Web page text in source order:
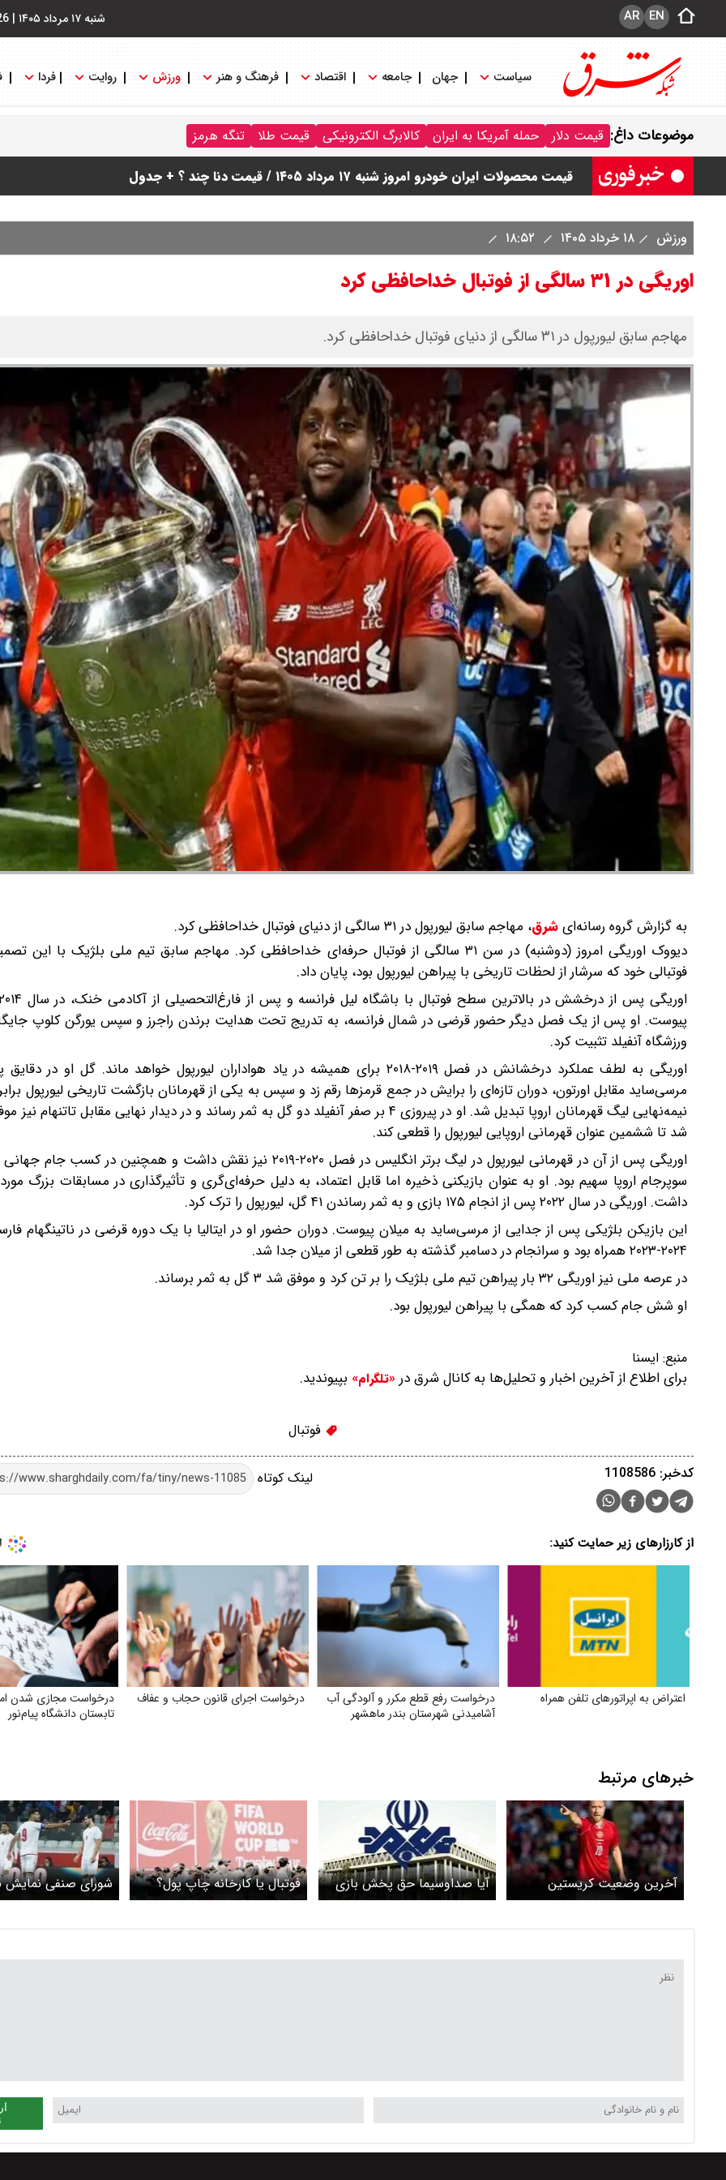
شنبه ۱۷ مرداد ۱۴۰۵ | EN
AR
سیاست جهان جامعه اقتصاد فرهنگ و هنر ورزش روایت فردا
موضوعات داغ: قیمت دلار حمله آمریکا به ایران کالابرگ الکترونیکی قیمت طلا تنگه هرمز
قیمت خودرو امروز شنبه ۱۷ مرداد ۱۴۰۵/ کاهش ۱۰۵ میلیون تومانی قیمت کوییک
قیمت محصولات سایپا امروز شنبه ۱۷ مرداد ۱۴۰۵ / قیمت اطلس چند؟ + جدول
قیمت محصولات ایران خودرو امروز شنبه ۱۷ مرداد ۱۴۰۵ / قیمت دنا چند ؟ + جدول
ورزش
۱۸ خرداد ۱۴۰۵
اوریگی در ۳۱ سالگی از فوتبال خداحافظی کرد
مهاجم سابق لیورپول در ۳۱ سالگی از دنیای فوتبال خداحافظی کرد.
به گزارش گروه رسانه‌ایشرق، مهاجم سابق لیورپول در ۳۱ سالگی از دنیای فوتبال خداحافظی کرد.
دیووک اوریگی امروز (دوشنبه) در سن ۳۱ سالگی از فوتبال حرفه‌ای خداحافظی کرد. مهاجم سابق تیم ملی بلژیک با
فوتبالی خود که سرشار از لحظات تاریخی با پیراهن لیورپول بود، پایان داد.
پیوست. او پس از یک فصل دیگر حضور قرضی در شمال فرانسه، به تدریج تحت هدایت برندن راجرز و سپس یورگن کلوپ
ورزشگاه آنفیلد تثبیت کرد.
اوریگی به لطف عملکرد درخشانش در فصل ۲۰۱۹-۲۰۱۸ برای همیشه در یاد هواداران لیورپول خواهد ماند. گل او در
مرسی‌ساید مقابل اورتون، دوران تازه‌ای را برایش در جمع قرمزها رقم زد و سپس به یکی از قهرمانان بازگشت تاریخی لیورپول برابر
نیمه‌نهایی لیگ قهرمانان اروپا تبدیل شد. او در پیروزی ۴ بر صفر آنفیلد دو گل به ثمر رساند و در دیدار نهایی مقابل
شد تا ششمین عنوان قهرمانی اروپایی لیورپول را قطعی کند.
اوریگی پس از آن در قهرمانی لیورپول در لیگ برتر انگلیس در فصل ۲۰۲۰-۲۰۱۹ نیز نقش داشت و همچنین در
سوپرجام اروپا سهیم بود. او به عنوان بازیکنی ذخیره اما قابل اعتماد، به دلیل حرفه‌ای‌گری و تأثیرگذاری در مسابقات بزرگ مورد
داشت. اوریگی در سال ۲۰۲۲ پس از انجام ۱۷۵ بازی و به ثمر رساندن ۴۱ گل، لیورپول را ترک کرد.
این بازیکن بلژیکی پس از جدایی از مرسی‌ساید به میلان پیوست. دوران حضور او در ایتالیا با یک دوره قرضی در ناتینگهام
۲۰۲۴-۲۰۲۳ همراه بود و سرانجام در دسامبر گذشته به طور قطعی از میلان جدا شد.
در عرصه ملی نیز اوریگی ۳۲ بار پیراهن تیم ملی بلژیک را بر تن کرد و موفق شد ۳ گل به ثمر برساند.
او شش جام کسب کرد که همگی با پیراهن لیورپول بود.
منبع: ایسنا
برای اطلاع از آخرین اخبار و تحلیل‌ها به کانال شرق در «تلگرام» بپیوندید.
فوتبال
لینک کوتاه کدخبر: 1108586
از کارزارهای زیر حمایت کنید:
اعتراض به اپراتورهای تلفن همراه
درخواست رفع قطع مکرر و آلودگی آب
آشامیدنی شهرستان بندر ماهشهر
درخواست اجرای قانون حجاب و عفاف
درخواست مجازی شدن
تابستان دانشگاه پیام‌نور
خبرهای مرتبط
آخرین وضعیت کریستین
اریکسن که دو بار در زمین
آیا صداوسیما حق پخش بازی
های جام جهانی را خریداری
ممنوع است؟
فوتبال یا کارخانه چاپ پول؟
شورای صنفی
بازی‌های فوتبال